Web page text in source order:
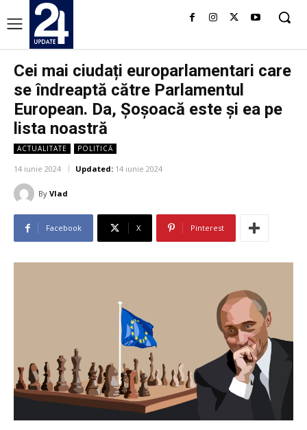
Cei mai ciudați europarlamentari care
se îndreaptă către Parlamentul
European. Da, Șoșoacă este și ea pe
lista noastră
ACTUALITATE POLITICĂ
14 iunie 2024 Updated: 14 iunie 2024
By Vlad
Facebook X Pinterest